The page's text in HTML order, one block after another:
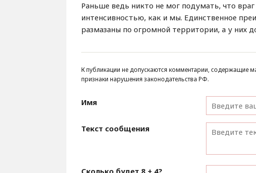
Раньше ведь никто не мог подумать, что
интенсивностью, как и мы. Единственное
размазаны по огромной территории, а у них
К публикации не допускаются комментарии, содержащие
признаки нарушения законодательства РФ.
Имя
Текст сообщения